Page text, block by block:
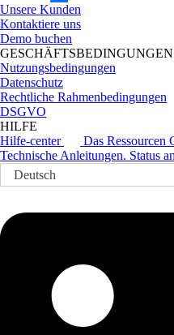
Unsere Kunden
Kontaktiere uns
Demo buchen
GESCHÄFTSBEDINGUNGEN
Nutzungsbedingungen
Datenschutz
Rechtliche Rahmenbedingungen
DSGVO
HILFE
Hilfe-center
Das
Technische Anleitungen. Status
Deutsch